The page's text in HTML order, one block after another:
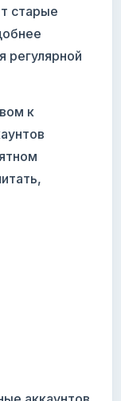
старые
регулярной
к